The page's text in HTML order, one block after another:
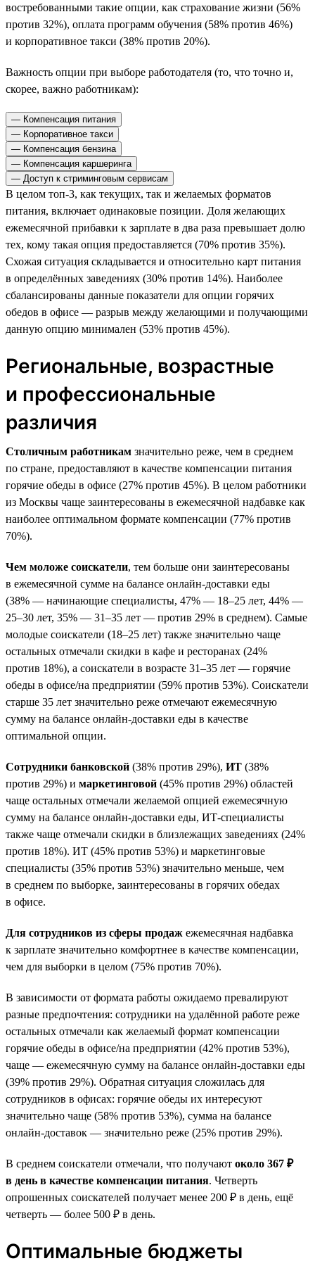
востребованными такие опции, как страхование жизни (56%
против 32%), оплата программ обучения (58% против 46%)
и корпоративное такси (38% против 20%).
Важность опции при выборе работодателя (то, что точно и,
скорее, важно работникам):
— Компенсация питания
— Корпоративное такси
— Компенсация бензина
— Компенсация каршеринга
— Доступ к стриминговым сервисам
В целом топ-3, как текущих, так и желаемых форматов
питания, включает одинаковые позиции. Доля желающих
ежемесячной прибавки к зарплате в два раза превышает долю
тех, кому такая опция предоставляется (70% против 35%).
Схожая ситуация складывается и относительно карт питания
в определённых заведениях (30% против 14%). Наиболее
сбалансированы данные показатели для опции горячих
обедов в офисе — разрыв между желающими и получающими
данную опцию минимален (53% против 45%).
Региональные, возрастные
и профессиональные
различия
Столичным работникам значительно реже, чем в среднем
по стране, предоставляют в качестве компенсации питания
горячие обеды в офисе (27% против 45%). В целом работники
из Москвы чаще заинтересованы в ежемесячной надбавке как
наиболее оптимальном формате компенсации (77% против
70%).
Чем моложе соискатели, тем больше они заинтересованы
в ежемесячной сумме на балансе онлайн-доставки еды
(38% — начинающие специалисты, 47% — 18–25 лет, 44% —
25–30 лет, 35% — 31–35 лет — против 29% в среднем). Самые
молодые соискатели (18–25 лет) также значительно чаще
остальных отмечали скидки в кафе и ресторанах (24%
против 18%), а соискатели в возрасте 31–35 лет — горячие
обеды в офисе/на предприятии (59% против 53%). Соискатели
старше 35 лет значительно реже отмечают ежемесячную
сумму на балансе онлайн-доставки еды в качестве
оптимальной опции.
Сотрудники банковской (38% против 29%), ИТ (38%
против 29%) и маркетинговой (45% против 29%) областей
чаще остальных отмечали желаемой опцией ежемесячную
сумму на балансе онлайн-доставки еды, ИТ-специалисты
также чаще отмечали скидки в близлежащих заведениях (24%
против 18%). ИТ (45% против 53%) и маркетинговые
специалисты (35% против 53%) значительно меньше, чем
в среднем по выборке, заинтересованы в горячих обедах
в офисе.
Для сотрудников из сферы продаж ежемесячная надбавка
к зарплате значительно комфортнее в качестве компенсации,
чем для выборки в целом (75% против 70%).
В зависимости от формата работы ожидаемо превалируют
разные предпочтения: сотрудники на удалённой работе реже
остальных отмечали как желаемый формат компенсации
горячие обеды в офисе/на предприятии (42% против 53%),
чаще — ежемесячную сумму на балансе онлайн-доставки еды
(39% против 29%). Обратная ситуация сложилась для
сотрудников в офисах: горячие обеды их интересуют
значительно чаще (58% против 53%), сумма на балансе
онлайн-доставок — значительно реже (25% против 29%).
В среднем соискатели отмечали, что получают около 367 ₽
в день в качестве компенсации питания. Четверть
опрошенных соискателей получает менее 200 ₽ в день, ещё
четверть — более 500 ₽ в день.
Оптимальные бюджеты